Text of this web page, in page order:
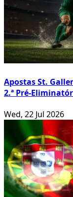
Apostas St.
2.ª Pré-
Wed, 22 Jul 2026